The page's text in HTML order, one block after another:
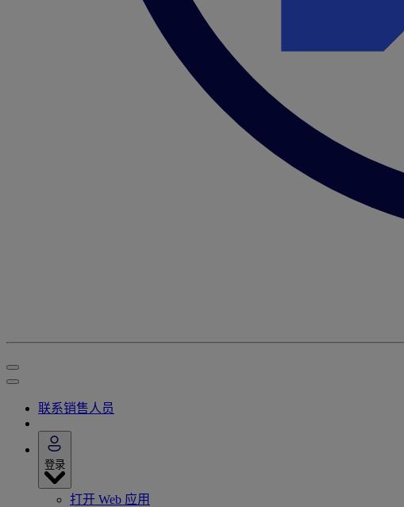
联系销售人员
登录
打开 Web 应用